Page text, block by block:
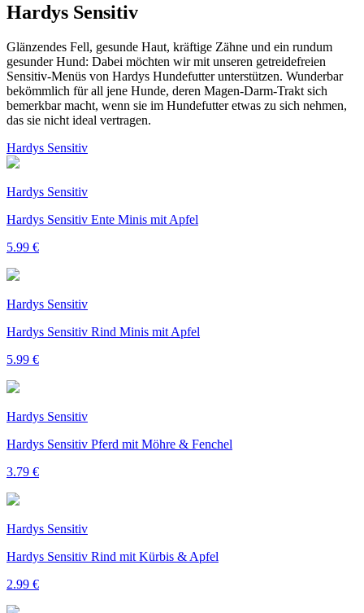
Hardys Sensitiv
Glänzendes Fell, gesunde Haut, kräftige Zähne und ein rundum
gesunder Hund: Dabei möchten wir mit unseren getreidefreien
Sensitiv-Menüs von Hardys Hundefutter unterstützen. Wunderbar
bekömmlich für all jene Hunde, deren Magen-Darm-Trakt sich
bemerkbar macht, wenn sie im Hundefutter etwas zu sich nehmen,
das sie nicht ideal vertragen.
Hardys Sensitiv
Hardys Sensitiv
Hardys Sensitiv Ente Minis mit Apfel
5.99 €
Hardys Sensitiv
Hardys Sensitiv Rind Minis mit Apfel
5.99 €
Hardys Sensitiv
Hardys Sensitiv Pferd mit Möhre & Fenchel
3.79 €
Hardys Sensitiv
Hardys Sensitiv Rind mit Kürbis & Apfel
2.99 €